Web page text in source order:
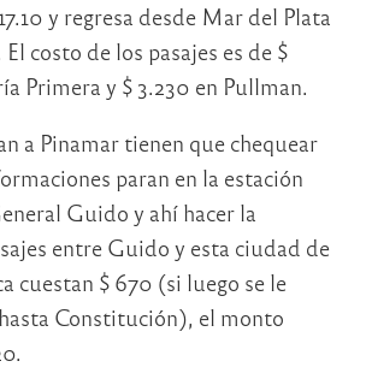
y regresa desde Mar del Plata
El costo de los pasajes es de $
Primera y $ 3.230 en Pullman.
a Pinamar tienen que chequear
paran en la estación
Guido y ahí hacer la
entre Guido y esta ciudad de
cuestan $ 670 (si luego se le
Constitución), el monto